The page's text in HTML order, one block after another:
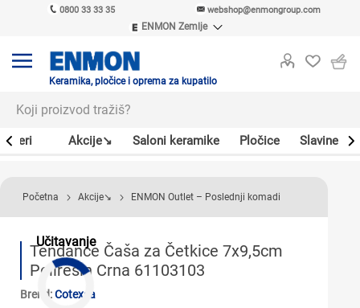
0800 33 33 35 webshop@enmongroup.com
ENMON Zemlje
ENMON MKD
Keramika, pločice i oprema za kupatilo
Akcije↘ Saloni keramike Pločice Slavine
Učitavanje
Početna Akcije↘ ENMON Outlet – Poslednji komadi
Tendance Čaša za Četkice 7x9,5cm
Poliresin Crna 61103103
Brend:Cotexsa